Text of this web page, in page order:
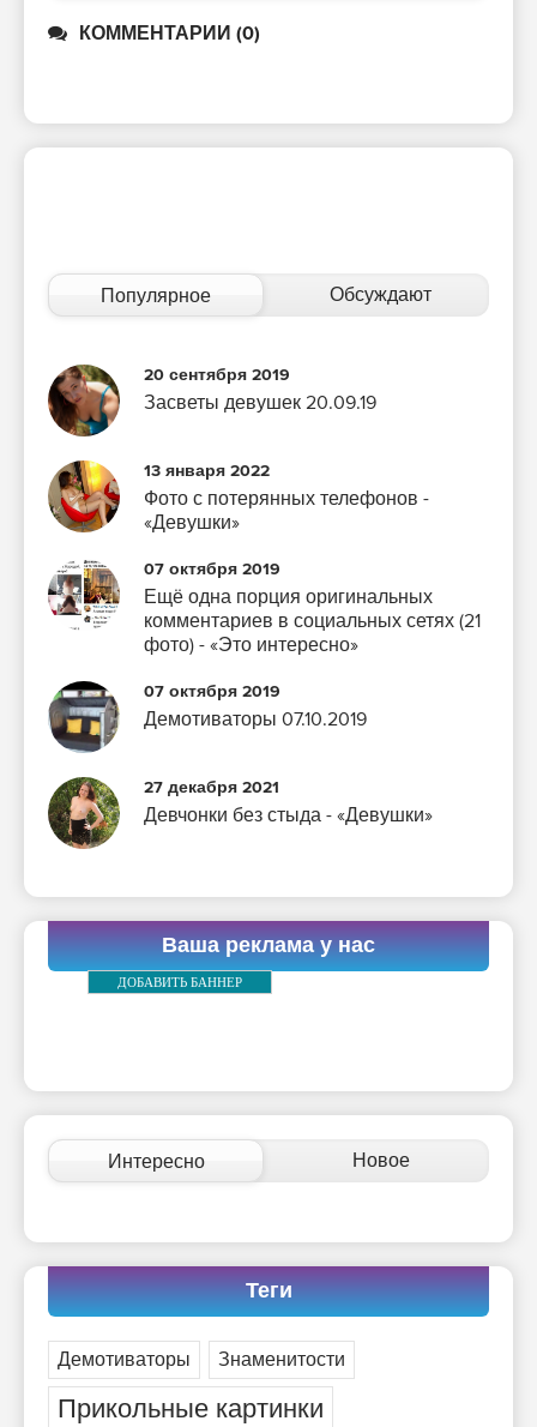
КОММЕНТАРИИ (0)
Популярное Обсуждают
20 сентября 2019
Засветы девушек 20.09.19
13 января 2022
Фото с потерянных телефонов -
«Девушки»
07 октября 2019
Ещё одна порция оригинальных
комментариев в социальных сетях (21
фото) - «Это интересно»
07 октября 2019
Демотиваторы 07.10.2019
27 декабря 2021
Девчонки без стыда - «Девушки»
Ваша реклама у нас
ДОБАВИТЬ БАННЕР
Интересно Новое
Теги
Демотиваторы Знаменитости
Прикольные картинки